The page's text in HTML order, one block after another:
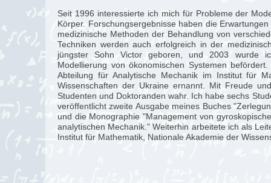
Seit 1996 interessierte ich mich für Probleme der
Körper. Forschungsergebnisse haben die
medizinische Methoden der Behandlung von
Techniken werden auch erfolgreich in der
jüngster Sohn Victor geboren, und 2003 wurde
Modellierung von ökonomischen Systemen
Abteilung für Analytische Mechanik im Institut für
Wissenschaften der Ukraine ernannt. Mit Freude
Studenten und Doktoranden wahr. Ich habe sechs
veröffentlicht zweite Ausgabe meines Buches
und die Monographie "Management von
analytischen Mechanik." Weiterhin arbeitete ich als
Institut für Mathematik, Nationale Akademie der